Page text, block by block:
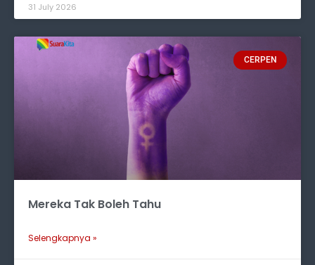
31 July 2026
CERPEN
Mereka Tak Boleh Tahu
Selengkapnya »